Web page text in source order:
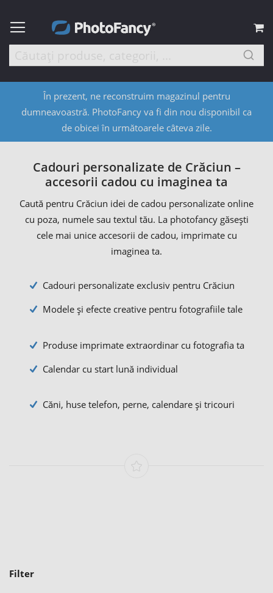
În prezent, ne reconstruim magazinul pentru
dumneavoastră. PhotoFancy va fi din nou disponibil ca
de obicei în următoarele câteva zile.
Cadouri personalizate de Crăciun –
accesorii cadou cu imaginea ta
Caută pentru Crăciun idei de cadou personalizate online
cu poza, numele sau textul tău. La photofancy găsești
cele mai unice accesorii de cadou, imprimate cu
imaginea ta.
Cadouri personalizate exclusiv pentru Crăciun
Modele și efecte creative pentru fotografiile tale
Produse imprimate extraordinar cu fotografia ta
Calendar cu start lună individual
Căni, huse telefon, perne, calendare și tricouri
Filter